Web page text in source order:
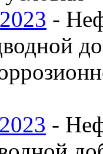
-
-